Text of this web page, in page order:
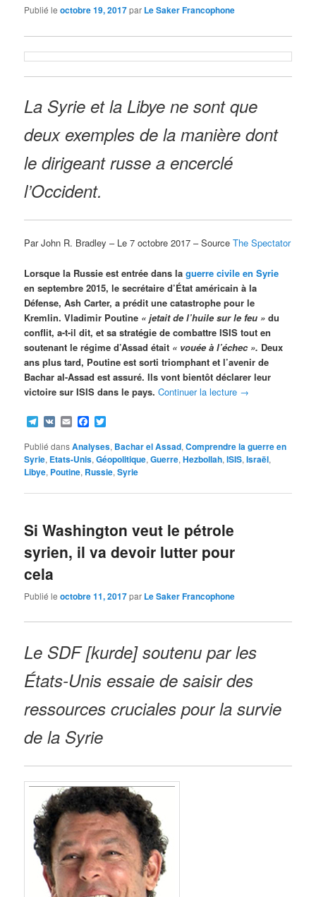
Publié leoctobre 19, 2017par Le Saker Francophone
La Syrie et la Libye ne sont que
deux exemples de la manière dont
le dirigeant russe a encerclé
l’Occident.
Par John R. Bradley – Le 7 octobre 2017 – SourceThe Spectator
Lorsque la Russie est entrée dans laguerre civile en Syrie
en septembre 2015, le secrétaire d’État américain à la
Défense, Ash Carter, a prédit une catastrophe pour le
Kremlin. Vladimir Poutine « jetait de l’huile sur le feu » du
conflit, a-t-il dit, et sa stratégie de combattre ISIS tout en
soutenant le régime d’Assad était « vouée à l’échec ». Deux
ans plus tard, Poutine est sorti triomphant et l’avenir de
Bachar al-Assad est assuré. Ils vont bientôt déclarer leur
victoire sur ISIS dans le pays. Continuer la lecture →
Telegram
VK EmailFacebook
Publié dansAnalyses, Bachar el Assad,Comprendre la guerre en
Syrie, Etats-Unis,Géopolitique,Guerre,Hezbollah,ISIS,Israël,
Libye, Poutine, Russie,Syrie
Si Washington veut le pétrole
syrien, il va devoir lutter pour
cela
Publié leoctobre 11, 2017par Le Saker Francophone
Le SDF [kurde] soutenu par les
États-Unis essaie de saisir des
ressources cruciales pour la survie
de la Syrie